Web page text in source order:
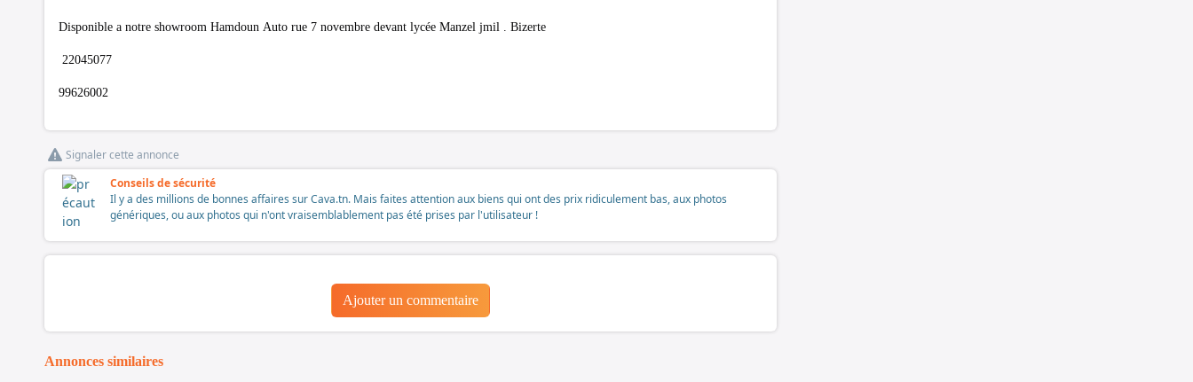
Disponible a notre showroom Hamdoun Auto rue 7 novembre devant lycée Manzel jmil . Bizerte
22045077
99626002
Signaler cette annonce
Conseils de sécurité
Il y a des millions de bonnes affaires sur Cava.tn. Mais faites attention aux biens qui ont des prix ridiculement bas, aux photos
génériques, ou aux photos qui n'ont vraisemblablement pas été prises par l'utilisateur !
Ajouter un commentaire
Annonces similaires